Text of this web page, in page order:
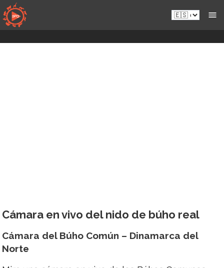
Saltar
al
contenido
Es.sportsmansparadiseonline.com
Cámara en vivo del nido de búho real
Cámara del Búho Común – Dinamarca del
Norte